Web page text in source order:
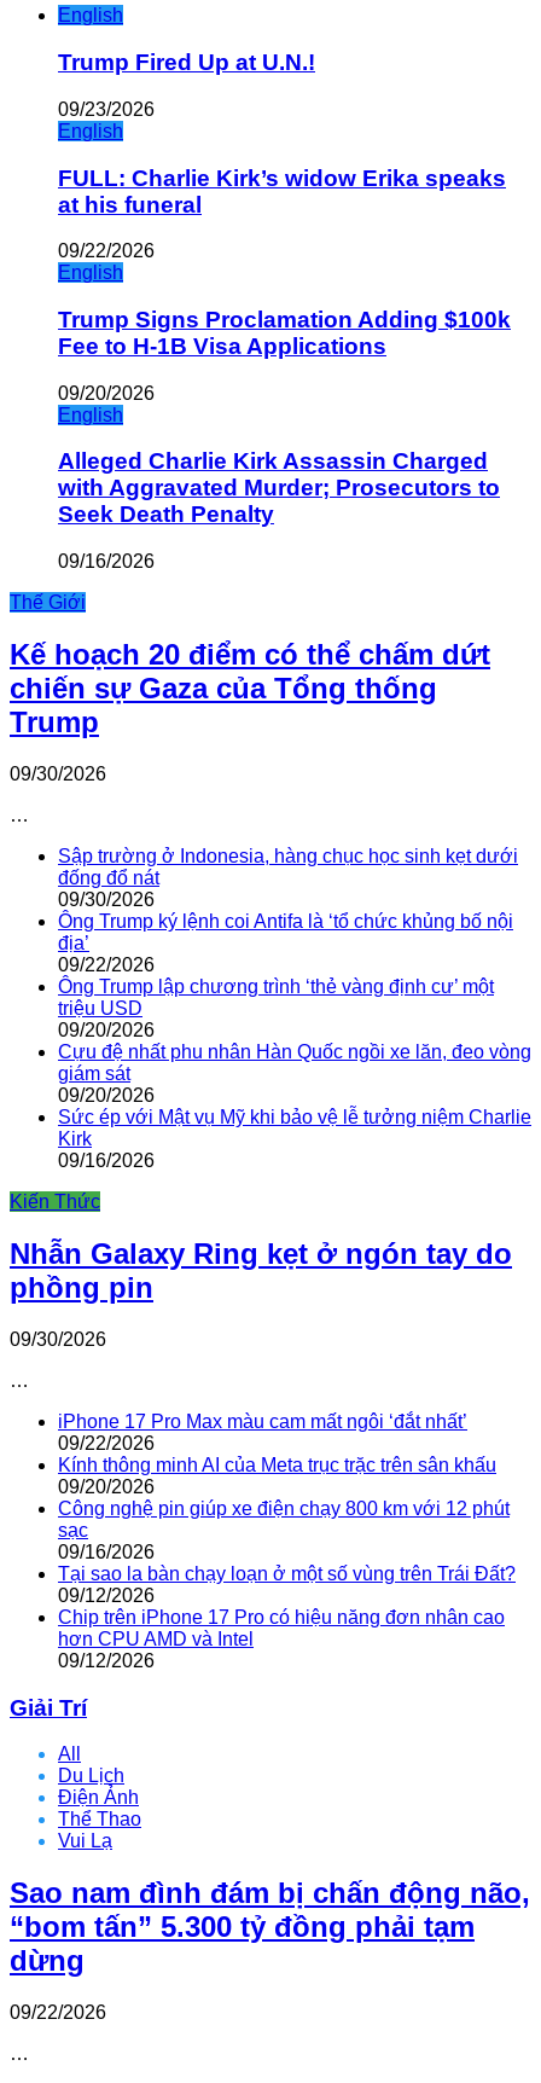
English
Trump Fired Up at U.N.!
09/23/2026
English
FULL: Charlie Kirk’s widow Erika speaks
at his funeral
09/22/2026
English
Trump Signs Proclamation Adding $100k
Fee to H-1B Visa Applications
09/20/2026
English
Alleged Charlie Kirk Assassin Charged
with Aggravated Murder; Prosecutors to
Seek Death Penalty
09/16/2026
Thế Giới
Kế hoạch 20 điểm có thể chấm dứt
chiến sự Gaza của Tổng thống
Trump
09/30/2026
…
Sập trường ở Indonesia, hàng chục học sinh kẹt dưới
đống đổ nát
09/30/2026
Ông Trump ký lệnh coi Antifa là ‘tổ chức khủng bố nội
địa’
09/22/2026
Ông Trump lập chương trình ‘thẻ vàng định cư’ một
triệu USD
09/20/2026
Cựu đệ nhất phu nhân Hàn Quốc ngồi xe lăn, đeo vòng
giám sát
09/20/2026
Sức ép với Mật vụ Mỹ khi bảo vệ lễ tưởng niệm Charlie
Kirk
09/16/2026
Kiến Thức
Nhẫn Galaxy Ring kẹt ở ngón tay do
phồng pin
09/30/2026
…
iPhone 17 Pro Max màu cam mất ngôi ‘đắt nhất’
09/22/2026
Kính thông minh AI của Meta trục trặc trên sân khấu
09/20/2026
Công nghệ pin giúp xe điện chạy 800 km với 12 phút
sạc
09/16/2026
Tại sao la bàn chạy loạn ở một số vùng trên Trái Đất?
09/12/2026
Chip trên iPhone 17 Pro có hiệu năng đơn nhân cao
hơn CPU AMD và Intel
09/12/2026
Giải Trí
All
Du Lịch
Điện Ảnh
Thể Thao
Vui Lạ
Sao nam đình đám bị chấn động não,
“bom tấn” 5.300 tỷ đồng phải tạm
dừng
09/22/2026
…